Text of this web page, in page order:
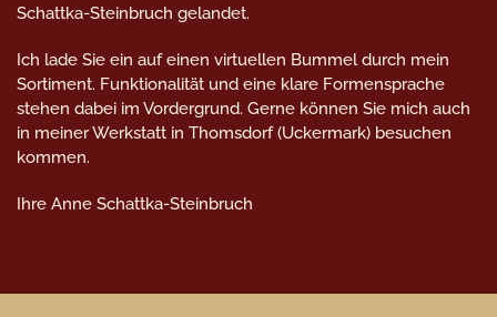
Schattka-Steinbruch gelandet.
Ich lade Sie ein auf einen virtuellen Bummel durch mein
Sortiment. Funktionalität und eine klare Formensprache
stehen dabei im Vordergrund. Gerne können Sie mich auch
in meiner Werkstatt in Thomsdorf (Uckermark) besuchen
kommen.
Ihre Anne Schattka-Steinbruch